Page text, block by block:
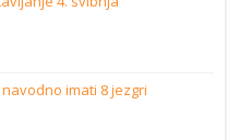
imati 8 jezgri